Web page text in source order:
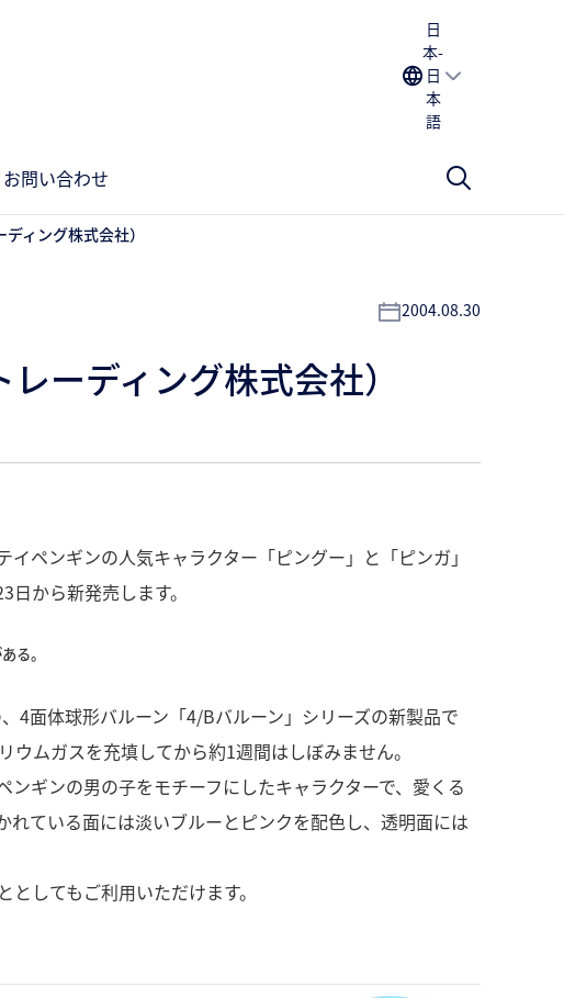
日
本-
日
本
語
お問い合わせ
ィング株式会社）
2004.08.30
ーディング株式会社）
ペンギンの人気キャラクター「ピングー」と「ピンガ」
から新発売します。
る。
4面体球形バルーン「4/Bバルーン」シリーズの新製品で
ムガスを充填してから約1週間はしぼみません。
ギンの男の子をモチーフにしたキャラクターで、愛くる
ている面には淡いブルーとピンクを配色し、透明面には
してもご利用いただけます。